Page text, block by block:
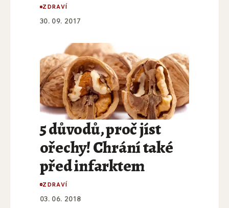
ZDRAVÍ
30. 09. 2017
5 důvodů, proč jíst
ořechy! Chrání také
před infarktem
ZDRAVÍ
03. 06. 2018